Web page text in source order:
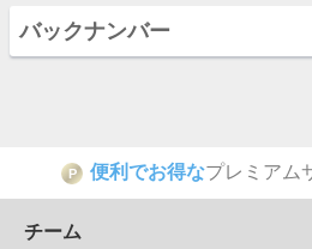
バックナンバー
P 便利でお得なプレミアム
チーム